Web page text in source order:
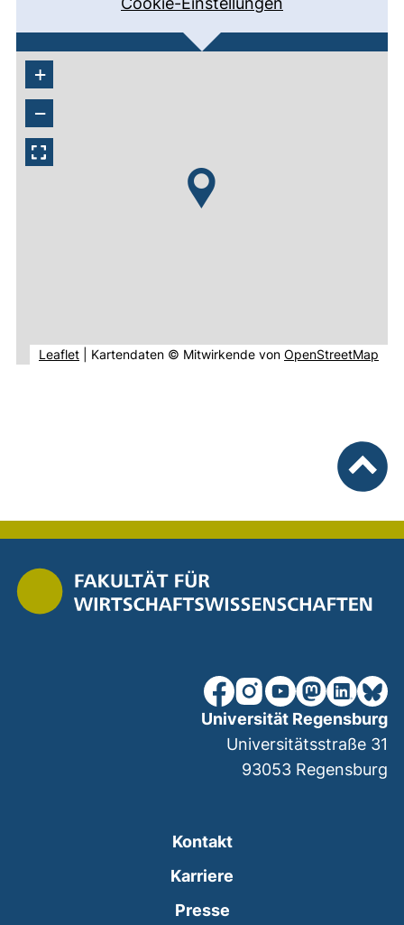
+
−
Leaflet(externer Link, öffnet neues Fenster).
Kartendaten © Mitwirkende von OpenStreetMap
unsere Facebook-Seite
unsere Instagram-
unsere YouTube-
unsereunsere
Kontakt
Karriere
Presse
Universität Regensburg
Universitätsstraße 31
93053 Regensburg